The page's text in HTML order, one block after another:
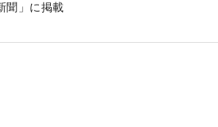
聞」に掲載